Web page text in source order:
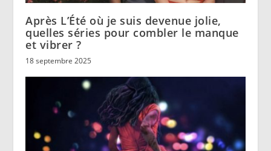
Après L’Été où je suis devenue jolie,
quelles séries pour combler le manque
et vibrer ?
18 septembre 2025